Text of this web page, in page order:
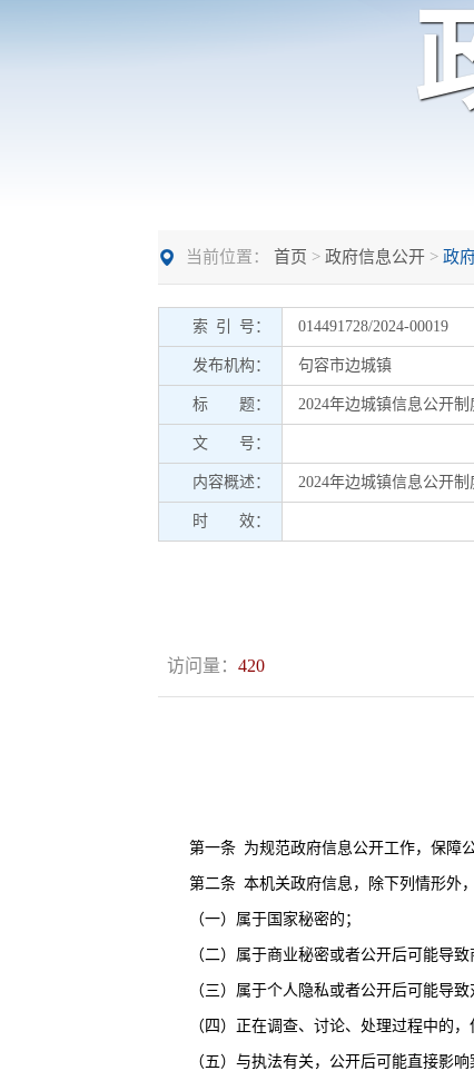
当前位置： 首页 > 政府信息公开 > 政
索 引 号： 014491728/2024-00019
发布机构： 句容市边城镇
标 题： 2024年边城镇信息公开制
文 号：
内容概述： 2024年边城镇信息公开制
时 效：
访问量： 420
第一条 为规范政府信息公开工作，保障
第二条 本机关政府信息，除下列情形外
（一）属于国家秘密的；
（二）属于商业秘密或者公开后可能导致
（三）属于个人隐私或者公开后可能导致
（四）正在调查、讨论、处理过程中的，
（五）与执法有关，公开后可能直接影响